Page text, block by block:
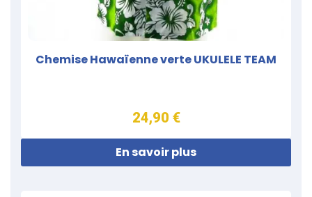
Chemise Hawaïenne verte UKULELE TEAM
24,90 €
En savoir plus